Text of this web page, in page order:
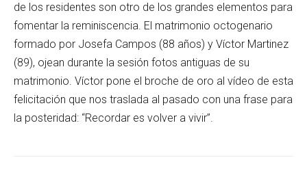
de los residentes son otro de los grandes elementos para
fomentar la reminiscencia. El matrimonio octogenario
formado por Josefa Campos (88 años) y Víctor Martinez
(89), ojean durante la sesión fotos antiguas de su
matrimonio. Víctor pone el broche de oro al vídeo de esta
felicitación que nos traslada al pasado con una frase para
la posteridad: “Recordar es volver a vivir”.